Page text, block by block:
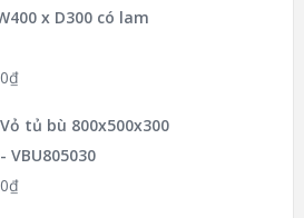
x D300 có lam
₫
Vỏ tủ bù 800x500x300
- VBU805030
₫